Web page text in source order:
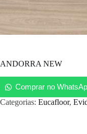
ANDORRA NEW
Comprar no
Categorias: Eucafloor,